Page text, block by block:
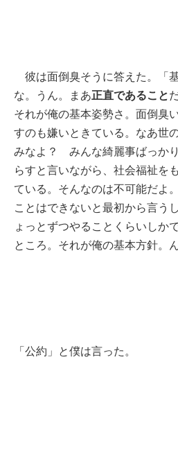
彼は面倒臭そうに答えた。「
な。うん。まあ正直であること
それが俺の基本姿勢さ。面倒臭
すのも嫌いときている。なあ世
みなよ？ みんな綺麗事ばっか
らすと言いながら、社会福祉を
ている。そんなのは不可能だよ
ことはできないと最初から言う
ょっとずつやることくらいしか
ところ。それが俺の基本方針。
「公約」と僕は言った。